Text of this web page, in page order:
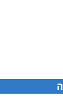
ארבל